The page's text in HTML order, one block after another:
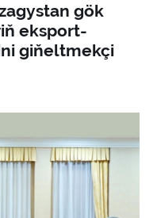
gök
eksport-
giňeltmekçi